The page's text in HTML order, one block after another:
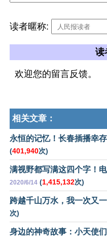
读者暱称:
读
欢迎您的留言反馈。
相关文章：
永恒的记忆！长春插播幸
(401,940次)
满视野都写满这四个字！
2020/6/14 (1,415,132次)
跨越千山万水，我一次又
次)
身边的神奇故事：小天使